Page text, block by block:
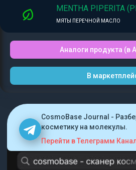
MENTHA PIPERITA
МЯТЫ ПЕРЕЧНОЙ МАСЛО
Аналоги продукта (в
В
CosmoBase Journal -
косметику на молекулы.
Перейти в Телеграмм